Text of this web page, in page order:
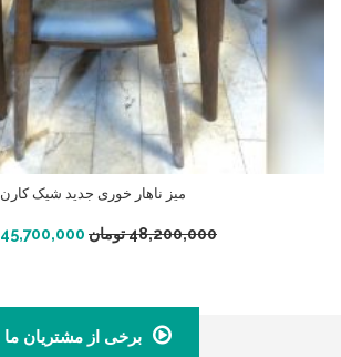
میز ناهار خوری جدید شیک کارن
48,200,000تومان 45,700,000
افزودن به سبد خرید
برخی از مشتریان ما